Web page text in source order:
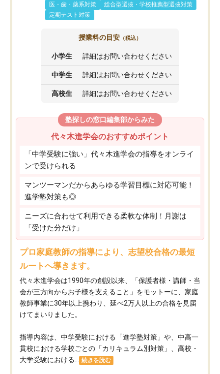
医・歯・薬系対策
総合型選抜・学校推薦型選抜対策
定期テスト対策
授業料の目安 （税込）
小学生 詳細はお問い合わせください
中学生 詳細はお問い合わせください
高校生 詳細はお問い合わせください
塾探しの窓口編集部からみた
代々木進学会のおすすめポイント
「中学受験に強い」代々木進学会の指導をオンライ
ンで受けられる
マンツーマンだからあらゆる学習目標に対応可能！
進学塾対策も◎
ニーズに合わせて利用できる柔軟な体制！月謝は
「受けた分だけ」
プロ家庭教師の指導により、志望校合格の最短
ルートへ導きます。
代々木進学会は1990年の創設以来、「保護者様・講師・当
会が三方向からお子様を支えること」をモットーに、家庭
教師事業に30年以上携わり、延べ2万人以上の合格を見届
けてまいりました。
指導内容は、中学受験における「進学塾対策」や、中高一
貫校における学校ごとの「カリキュラム別対策」、高校・
大学受験における...
続きを読む